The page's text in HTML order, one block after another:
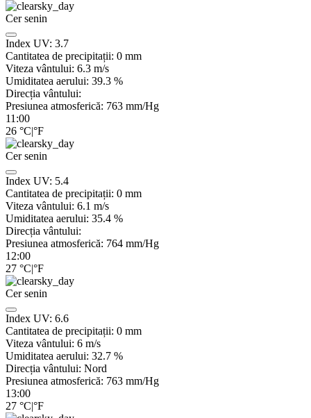
Cer senin
Index UV: 3.7
Cantitatea de precipitații: 0 mm
Viteza vântului: 6.3 m/s
Umiditatea aerului: 39.3 %
Direcția vântului:
Presiunea atmosferică: 763 mm/Hg
11:00
26 °C|°F
Cer senin
Index UV: 5.4
Cantitatea de precipitații: 0 mm
Viteza vântului: 6.1 m/s
Umiditatea aerului: 35.4 %
Direcția vântului:
Presiunea atmosferică: 764 mm/Hg
12:00
27 °C|°F
Cer senin
Index UV: 6.6
Cantitatea de precipitații: 0 mm
Viteza vântului: 6 m/s
Umiditatea aerului: 32.7 %
Direcția vântului: Nord
Presiunea atmosferică: 763 mm/Hg
13:00
27 °C|°F